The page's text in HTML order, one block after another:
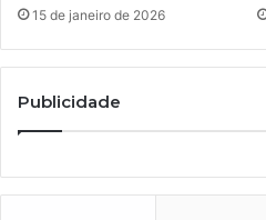
15 de janeiro de 2026
Publicidade